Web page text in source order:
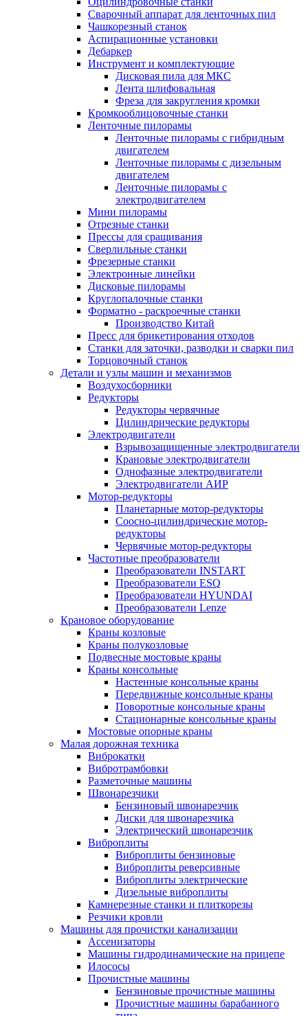
Сварочный аппарат для ленточных пил
Чашкорезный станок
Аспирационные установки
Дебаркер
Инструмент и комплектующие
Дисковая пила для МКС
Лента шлифовальная
Фреза для закругления кромки
Кромкооблицовочные станки
Ленточные пилорамы
Ленточные пилорамы с гибридным
двигателем
Ленточные пилорамы с дизельным
двигателем
Ленточные пилорамы с
электродвигателем
Мини пилорамы
Отрезные станки
Прессы для сращивания
Сверлильные станки
Фрезерные станки
Электронные линейки
Дисковые пилорамы
Круглопалочные станки
Форматно - раскроечные станки
Производство Китай
Пресс для брикетирования отходов
Станки для заточки, разводки и сварки пил
Торцовочный станок
Детали и узлы машин и механизмов
Воздухосборники
Редукторы
Редукторы червячные
Цилиндрические редукторы
Электродвигатели
Взрывозащищенные электродвигатели
Крановые электродвигатели
Однофазные электродвигатели
Электродвигатели АИР
Мотор-редукторы
Планетарные мотор-редукторы
Соосно-цилиндрические мотор-
редукторы
Червячные мотор-редукторы
Частотные преобразователи
Преобразователи INSTART
Преобразователи ESQ
Преобразователи HYUNDAI
Преобразователи Lenze
Крановое оборудование
Краны козловые
Краны полукозловые
Подвесные мостовые краны
Краны консольные
Настенные консольные краны
Передвижные консольные краны
Поворотные консольные краны
Стационарные консольные краны
Мостовые опорные краны
Малая дорожная техника
Виброкатки
Вибротрамбовки
Разметочные машины
Швонарезчики
Бензиновый швонарезчик
Диски для швонарезчика
Электрический швонарезчик
Виброплиты
Виброплиты бензиновые
Виброплиты реверсивные
Виброплиты электрические
Дизельные виброплиты
Камнерезные станки и плиткорезы
Резчики кровли
Машины для прочистки канализации
Ассенизаторы
Машины гидродинамические на прицепе
Илососы
Прочистные машины
Бензиновые прочистные машины
Прочистные машины барабанного